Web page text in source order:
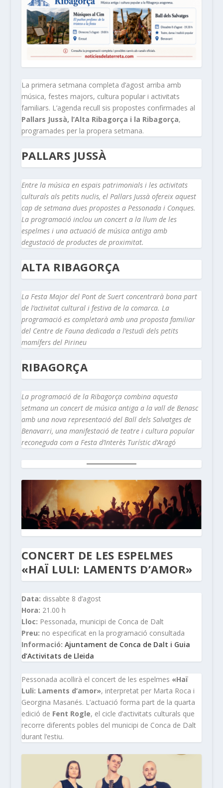
La primera setmana completa d’agost arriba amb
música, festes majors, cultura popular i activitats
familiars. L’agenda recull sis propostes confirmades al
Pallars Jussà, l’Alta Ribagorça i la Ribagorça,
programades per la propera setmana.
PALLARS JUSSÀ
Entre la música en espais patrimonials i les activitats
culturals als petits nuclis, el Pallars Jussà ofereix aquest
cap de setmana dues propostes a Pessonada i Conques.
La programació inclou un concert a la llum de les
espelmes i una actuació de música antiga amb
degustació de productes de proximitat.
ALTA RIBAGORÇA
La Festa Major del Pont de Suert concentrarà bona part
de l’activitat cultural i festiva de la comarca. La
programació es completarà amb una proposta familiar
del Centre de Fauna dedicada a l’estudi dels petits
mamífers del Pirineu
RIBAGORÇA
La programació de la Ribagorça combina aquesta
setmana un concert de música antiga a la vall de Benasc
amb una nova representació del Ball dels Salvatges de
Benavarri, una manifestació de teatre i cultura popular
reconeguda com a Festa d’Interès Turístic d’Aragó
CONCERT DE LES ESPELMES
«HAÏ LULI: LAMENTS D’AMOR»
Data: dissabte 8 d’agost
Hora: 21.00 h
Lloc: Pessonada, municipi de Conca de Dalt
Preu: no especificat en la programació consultada
Informació: Ajuntament de Conca de Dalt i Guia
d’Activitats de Lleida
Pessonada acollirà el concert de les espelmes «Haï
Luli: Laments d’amor», interpretat per Marta Roca i
Georgina Masanés. L’actuació forma part de la quarta
edició de Fent Rogle, el cicle d’activitats culturals que
recorre diferents pobles del municipi de Conca de Dalt
durant l’estiu.